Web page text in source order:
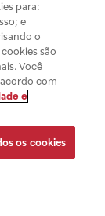
para:
e
o
são
Você
com
e
os cookies